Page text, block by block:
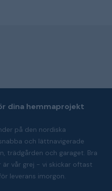
dina hemmaprojekt
på den nordiska
och lättnavigerade
trädgården och garaget. Bra
är vår grej - vi skickar oftast
leverans imorgon.